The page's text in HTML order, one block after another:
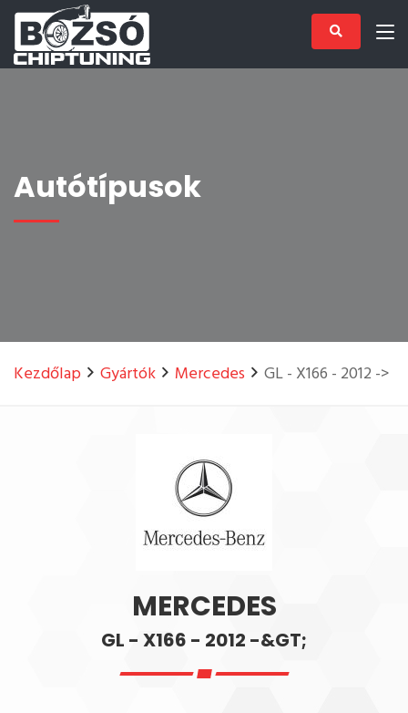
Autótípusok
Kezdőlap Gyártók Mercedes GL - X166 - 2012 ->
MERCEDES
GL - X166 - 2012 -&GT;